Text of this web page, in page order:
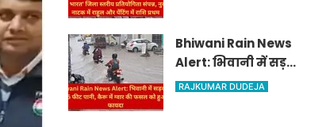
राहुल और पेंटिंग में राशि
प्रथम
Bhiwani Rain News
Alert: भिवानी में सड़कों
पर भरा 1.5 फीट पानी,
RAJKUMAR DUDEJA